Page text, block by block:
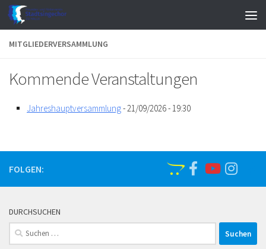
Zum Inhalt springen
MITGLIEDERVERSAMMLUNG
Kommende Veranstaltungen
Jahreshauptversammlung- 21/09/2026 - 19:30
FOLGEN:
DURCHSUCHEN
Suchen
nach: